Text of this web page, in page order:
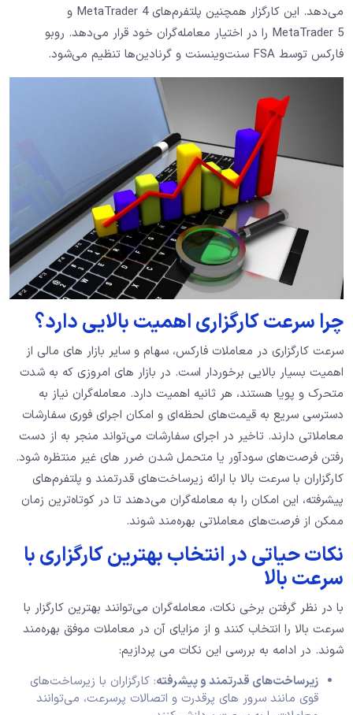
می‌دهد. این کارگزار همچنین پلتفرم‌های MetaTrader 4 و
MetaTrader 5 را در اختیار معامله‌گران خود قرار می‌دهد. روبو
فارکس توسط FSA سنت‌وینسنت و گرنادین‌ها تنظیم می‌شود.
چرا سرعت کارگزاری اهمیت بالایی دارد؟
سرعت کارگزاری در معاملات فارکس، سهام و سایر بازار های مالی از
اهمیت بسیار بالایی برخوردار است. در بازار های امروزی که به شدت
متحرک و پویا هستند، هر ثانیه اهمیت دارد. معامله‌گران نیاز به
دسترسی سریع به قیمت‌های لحظه‌ای و امکان اجرای فوری سفارشات
معاملاتی دارند. تاخیر در اجرای سفارشات می‌تواند منجر به از دست
رفتن فرصت‌های سودآور یا متحمل شدن ضرر های غیر منتظره شود.
کارگزاران با سرعت بالا با ارائه زیرساخت‌های قدرتمند و پلتفرم‌های
پیشرفته، این امکان را به معامله‌گران می‌دهند تا در کوتاه‌ترین زمان
ممکن از فرصت‌های معاملاتی بهره‌مند شوند.
نکات حیاتی در انتخاب بهترین کارگزاری با
سرعت بالا
با در نظر گرفتن برخی نکات، معامله‌گران می‌توانند بهترین کارگزار با
سرعت بالا را انتخاب کنند و از مزایای آن در معاملات موفق بهره‌مند
شوند. در ادامه به بررسی این نکات می پردازیم:
زیرساخت‌های قدرتمند و پیشرفته: کارگزاران با زیرساخت‌های
قوی مانند سرور های پرقدرت و اتصالات پرسرعت، می‌توانند